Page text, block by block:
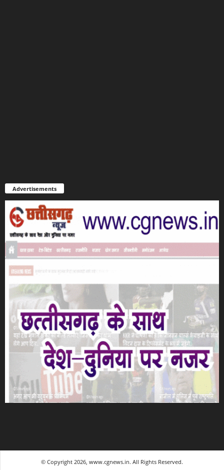
Advertisements
© Copyright 2026, www.cgnews.in. All Rights Reserved.